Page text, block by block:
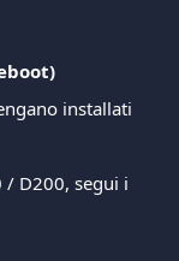
installati
/ D200, segui i